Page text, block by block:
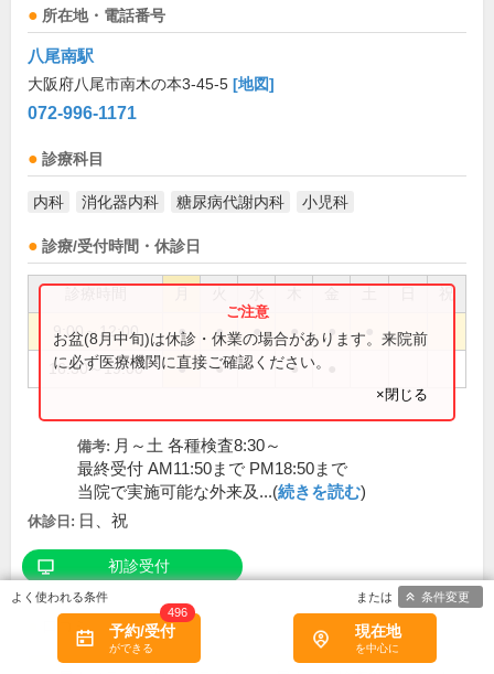
所在地・電話番号
八尾南駅
大阪府八尾市南木の本3-45-5 [地図]
072-996-1171
診療科目
内科 消化器内科 糖尿病代謝内科 小児科
診療/受付時間・休診日
祝
9:00～12:00 ● ● ● ● ●
16:30～19:00 ● ● ●
お盆(8月中旬)は休診・休業の場合があります。来院前
に必ず医療機関に直接ご確認ください。
×閉じる
備考: 月～土 各種検査8:30～
最終受付 AM11:50まで PM18:50まで
当院で実施可能な外来及...(続きを読む)
休診日: 日、祝
初診受付
口コミ 予約/受付
496
現在地
条件変更